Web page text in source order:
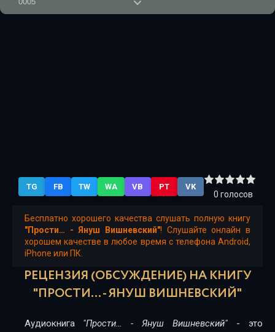
0013
0014
0015
0017
TG FB TW WA VB PT VK
0 голосов
Бесплатно хорошего качества слушать полную книгу
"Прости… - Януш Вишневский"! Слушайте онлайн в
хорошем качестве в любое время с телефона Android,
iPhone или ПК.
РЕЦЕНЗИЯ (ОБСУЖДЕНИЕ) НА КНИГУ
"ПРОСТИ… - ЯНУШ ВИШНЕВСКИЙ"
Аудиокнига "Прости… - Януш Вишневский"- это